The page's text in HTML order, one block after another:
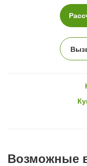
Возможные